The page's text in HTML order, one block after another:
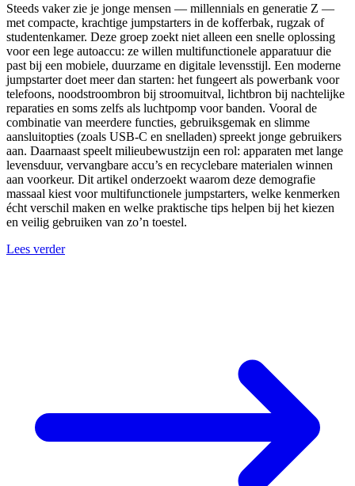
Steeds vaker zie je jonge mensen — millennials en generatie Z —
met compacte, krachtige jumpstarters in de kofferbak, rugzak of
studentenkamer. Deze groep zoekt niet alleen een snelle oplossing
voor een lege autoaccu: ze willen multifunctionele apparatuur die
past bij een mobiele, duurzame en digitale levensstijl. Een moderne
jumpstarter doet meer dan starten: het fungeert als powerbank voor
telefoons, noodstroombron bij stroomuitval, lichtbron bij nachtelijke
reparaties en soms zelfs als luchtpomp voor banden. Vooral de
combinatie van meerdere functies, gebruiksgemak en slimme
aansluitopties (zoals USB-C en snelladen) spreekt jonge gebruikers
aan. Daarnaast speelt milieubewustzijn een rol: apparaten met lange
levensduur, vervangbare accu’s en recyclebare materialen winnen
aan voorkeur. Dit artikel onderzoekt waarom deze demografie
massaal kiest voor multifunctionele jumpstarters, welke kenmerken
écht verschil maken en welke praktische tips helpen bij het kiezen
en veilig gebruiken van zo’n toestel.
Lees verder